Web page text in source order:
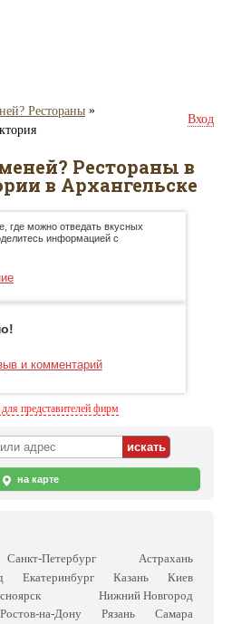
Рестораны »
Вход
Рестораны в
в Архангельске
где можно отведать вкусных
информацией с
и комментарий
представителей фирм
на карте
Санкт-Петербург
Астрахань
Екатеринбург Казань
Киев
Нижний Новгород
Ростов-на-Дону Рязань
Самара